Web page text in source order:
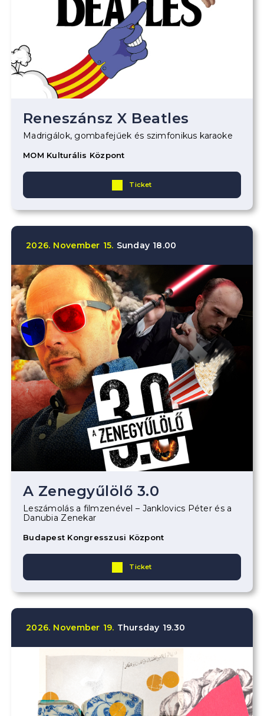
Reneszánsz X Beatles
Madrigálok, gombafejűek és szimfonikus karaoke
MOM Kulturális Központ
Ticket
2026. November 15. Sunday 18.00
A Zenegyűlölő 3.0
Leszámolás a filmzenével – Janklovics Péter és a
Danubia Zenekar
Budapest Kongresszusi Központ
Ticket
2026. November 19. Thursday 19.30